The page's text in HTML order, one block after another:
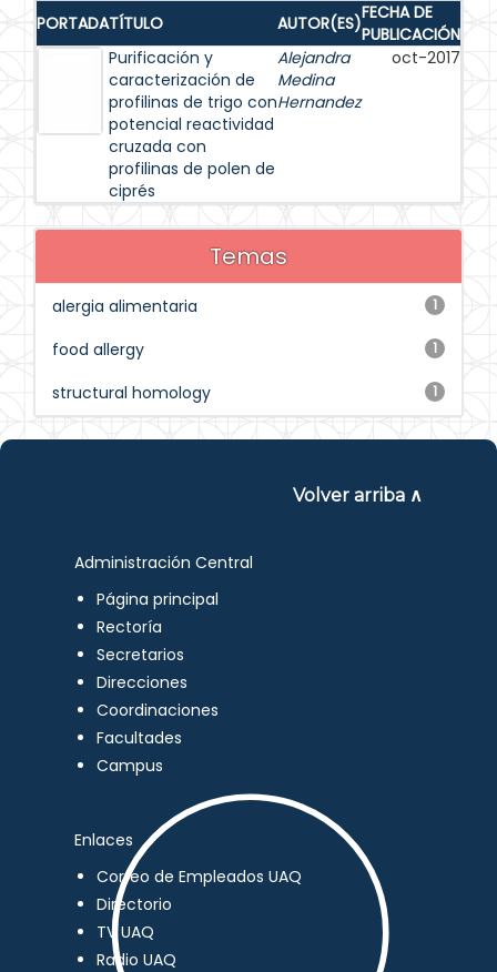
PORTADATÍTULO AUTOR(ES)FECHA DE
PUBLICACIÓN
Purificación y
caracterización de
profilinas de trigo con
potencial reactividad
cruzada con
profilinas de polen de
ciprés
Alejandra
Medina
Hernandez
oct-2017
Temas
1
alergia alimentaria
1
food allergy
1
structural homology
Volver arriba ∧
Administración Central
Página principal
Rectoría
Secretarios
Direcciones
Coordinaciones
Facultades
Campus
Enlaces
Correo de Empleados UAQ
Directorio
TV UAQ
Radio UAQ